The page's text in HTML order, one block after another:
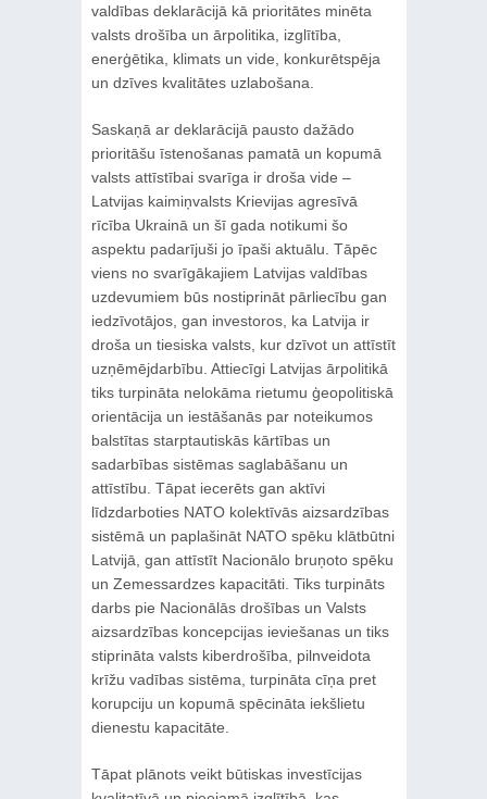
valdības deklarācijā kā prioritātes minēta
valsts drošība un ārpolitika, izglītība,
enerģētika, klimats un vide, konkurētspēja
un dzīves kvalitātes uzlabošana.
Saskaņā ar deklarācijā pausto dažādo
prioritāšu īstenošanas pamatā un kopumā
valsts attīstībai svarīga ir droša vide –
Latvijas kaimiņvalsts Krievijas agresīvā
rīcība Ukrainā un šī gada notikumi šo
aspektu padarījuši jo īpaši aktuālu. Tāpēc
viens no svarīgākajiem Latvijas valdības
uzdevumiem būs nostiprināt pārliecību gan
iedzīvotājos, gan investoros, ka Latvija ir
droša un tiesiska valsts, kur dzīvot un attīstīt
uzņēmējdarbību. Attiecīgi Latvijas ārpolitikā
tiks turpināta nelokāma rietumu ģeopolitiskā
orientācija un iestāšanās par noteikumos
balstītas starptautiskās kārtības un
sadarbības sistēmas saglabāšanu un
attīstību. Tāpat iecerēts gan aktīvi
līdzdarboties NATO kolektīvās aizsardzības
sistēmā un paplašināt NATO spēku klātbūtni
Latvijā, gan attīstīt Nacionālo bruņoto spēku
un Zemessardzes kapacitāti. Tiks turpināts
darbs pie Nacionālās drošības un Valsts
aizsardzības koncepcijas ieviešanas un tiks
stiprināta valsts kiberdrošība, pilnveidota
krīžu vadības sistēma, turpināta cīņa pret
korupciju un kopumā spēcināta iekšlietu
dienestu kapacitāte.
Tāpat plānots veikt būtiskas investīcijas